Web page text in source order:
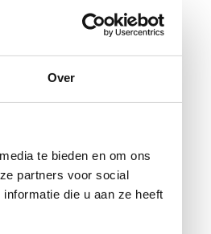
Over
te bieden en om ons
partners voor social
die u aan ze heeft